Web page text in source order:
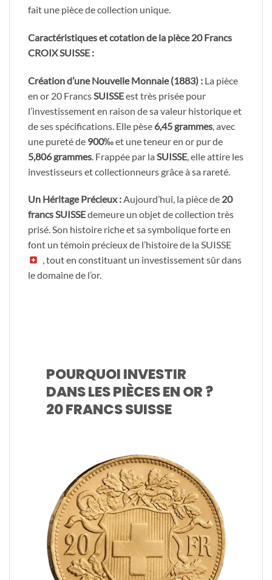
fait une pièce de collection unique.
Caractéristiques et cotation de la pièce 20 Francs
CROIX SUISSE :
Création d’une Nouvelle Monnaie (1883) : La pièce
en or 20 Francs SUISSEest très prisée pour
l’investissement en raison de sa valeur historique et
de ses spécifications. Elle pèse 6,45 grammes , avec
une pureté de 900‰et une teneur en or pur de
5,806 grammes . Frappée par la SUISSE , elle attire les
investisseurs et collectionneurs grâce à sa rareté.
Un Héritage Précieux :Aujourd’hui, la pièce de 20
francs SUISSEdemeure un objet de collection très
prisé. Son histoire riche et sa symbolique forte en
font un témoin précieux de l’histoire de la SUISSE
, tout en constituant un investissement sûr dans
le domaine de l’or.
POURQUOI INVESTIR
DANS LES PIÈCES EN OR ?
20 FRANCS SUISSE